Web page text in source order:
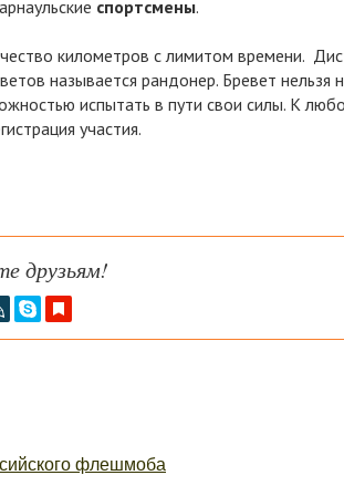
спортсмены.
километров с лимитом времени.
называется рандонер. Бревет нельзя
испытать в пути свои силы. К
участия.
друзьям!
флешмоба